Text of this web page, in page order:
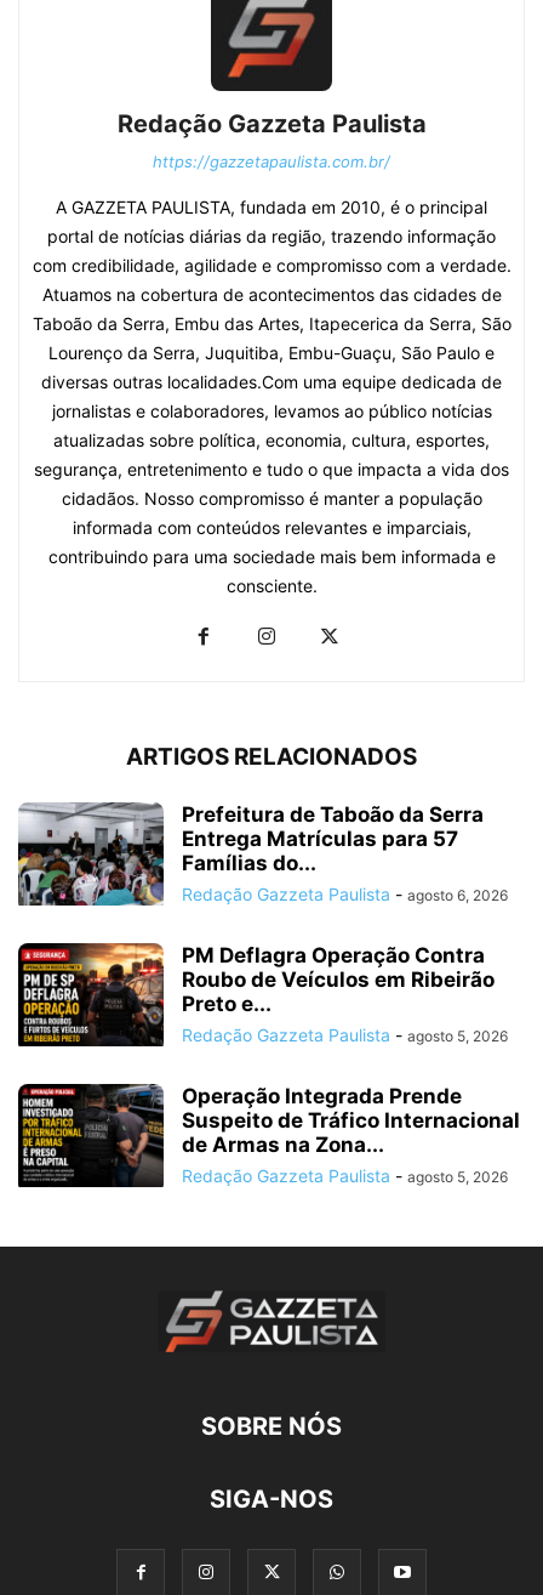
Redação Gazzeta Paulista
https://gazzetapaulista.com.br/
A GAZZETA PAULISTA, fundada em 2010, é o principal
portal de notícias diárias da região, trazendo informação
com credibilidade, agilidade e compromisso com a verdade.
Atuamos na cobertura de acontecimentos das cidades de
Taboão da Serra, Embu das Artes, Itapecerica da Serra, São
Lourenço da Serra, Juquitiba, Embu-Guaçu, São Paulo e
diversas outras localidades.Com uma equipe dedicada de
jornalistas e colaboradores, levamos ao público notícias
atualizadas sobre política, economia, cultura, esportes,
segurança, entretenimento e tudo o que impacta a vida dos
cidadãos. Nosso compromisso é manter a população
informada com conteúdos relevantes e imparciais,
contribuindo para uma sociedade mais bem informada e
consciente.
ARTIGOS RELACIONADOS
Prefeitura de Taboão da Serra
Entrega Matrículas para 57
Famílias do...
Redação Gazzeta Paulista - agosto 6, 2026
PM Deflagra Operação Contra
Roubo de Veículos em Ribeirão
Preto e...
Redação Gazzeta Paulista - agosto 5, 2026
Operação Integrada Prende
Suspeito de Tráfico Internacional
de Armas na Zona...
Redação Gazzeta Paulista - agosto 5, 2026
SOBRE NÓS
SIGA-NOS